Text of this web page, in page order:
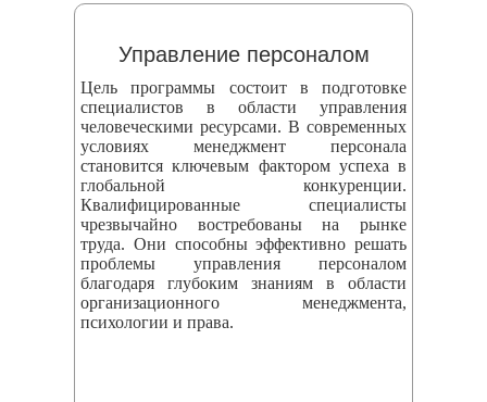
Управление персоналом
Цель программы состоит в подготовке
специалистов в области управления
человеческими ресурсами. В современных
условиях менеджмент персонала
становится ключевым фактором успеха в
глобальной конкуренции.
Квалифицированные специалисты
чрезвычайно востребованы на рынке
труда. Они способны эффективно решать
проблемы управления персоналом
благодаря глубоким знаниям в области
организационного менеджмента,
психологии и права.